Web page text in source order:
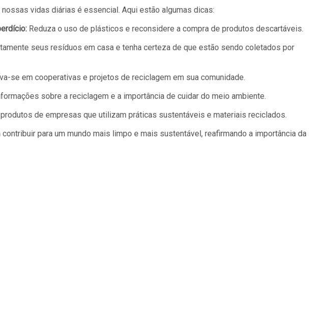
vidas diárias é essencial. Aqui estão algumas dicas:
Reduza o uso de plásticos e reconsidere a compra de produtos descartáveis.
seus resíduos em casa e tenha certeza de que estão sendo coletados por
se em cooperativas e projetos de reciclagem em sua comunidade.
sobre a reciclagem e a importância de cuidar do meio ambiente.
de empresas que utilizam práticas sustentáveis e materiais reciclados.
para um mundo mais limpo e mais sustentável, reafirmando a importância da